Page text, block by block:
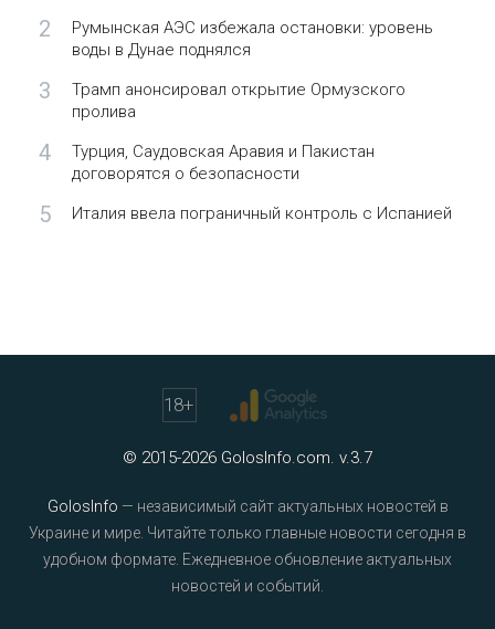
2
Румынская АЭС избежала остановки: уровень
воды в Дунае поднялся
3
Трамп анонсировал открытие Ормузского
пролива
4
Турция, Саудовская Аравия и Пакистан
договорятся о безопасности
5 Италия ввела пограничный контроль с Испанией
18+
© 2015-2026 GolosInfo.com. v.3.7
GolosInfo — независимый сайт актуальных новостей в
Украине и мире. Читайте только главные новости сегодня в
удобном формате. Ежедневное обновление актуальных
новостей и событий.